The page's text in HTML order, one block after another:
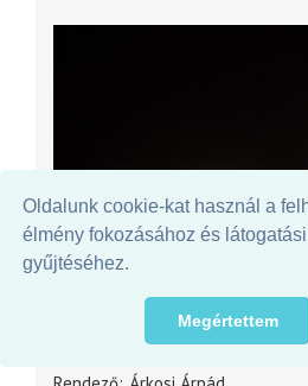
Oldalunk cookie-kat használ a
élmény fokozásához és
gyűjtéséhez.
Megértettem
GYULAI VÁRSZÍNHÁZ
Ikrek – kettő